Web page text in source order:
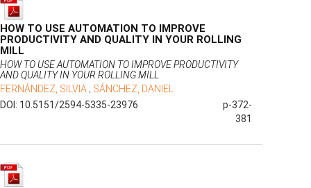
HOW TO USE AUTOMATION TO IMPROVE
PRODUCTIVITY AND QUALITY IN YOUR ROLLING
MILL
HOW TO USE AUTOMATION TO IMPROVE PRODUCTIVITY
AND QUALITY IN YOUR ROLLING MILL
FERNÁNDEZ, SILVIA ; SÁNCHEZ, DANIEL
DOI: 10.5151/2594-5335-23976
p-372-
381